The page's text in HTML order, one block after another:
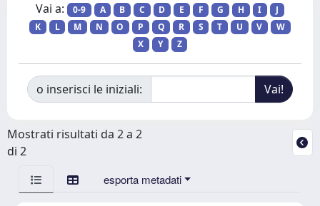
Vai a: 0-9 A B C D E F G H I
J
K
L M N O P Q R S T U V
W
X
Y Z
o inserisci le iniziali:
Mostrati risultati da 2 a 2
di 2
esporta metadati